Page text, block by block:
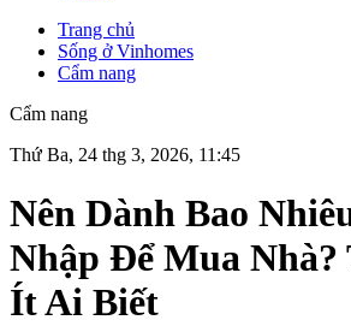
Trang chủ
Sống ở Vinhomes
Cẩm nang
Cẩm nang
Thứ Ba, 24 thg 3, 2026, 11:45
Nên Dành Bao
Nhập Để Mua Nhà?
Ít Ai Biết